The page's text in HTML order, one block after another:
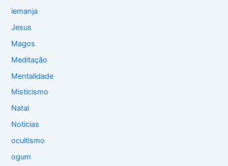
iemanja
Jesus
Magos
Meditação
Mentalidade
Misticismo
Natal
Noticias
ocultismo
ogum